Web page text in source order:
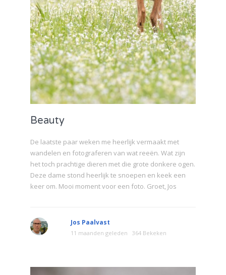
Beauty
De laatste paar weken me heerlijk vermaakt met
wandelen en fotograferen van wat reeën. Wat zijn
het toch prachtige dieren met die grote donkere ogen.
Deze dame stond heerlijk te snoepen en keek een
keer om. Mooi moment voor een foto. Groet, Jos
Jos Paalvast
11 maanden geleden 364 Bekeken